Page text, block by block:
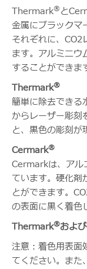
Thermark®と
金属にブラックマ
それぞれに、CO2
ます。アルミニウ
することができま
Thermark®
簡単に除去できる
からレーザー彫刻
と、黒色の彫刻が
Cermark®
Cermarkは、アル
ています。硬化剤
とができます。
の表面に黒く着色
Thermark®およ
注意：着色用表面
てください。また